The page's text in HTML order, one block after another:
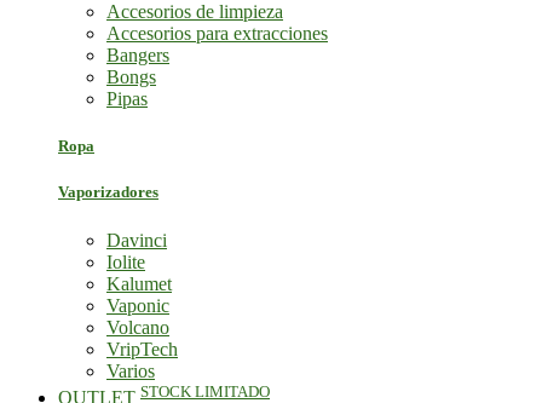
Accesorios de limpieza
Accesorios para extracciones
Bangers
Bongs
Pipas
Ropa
Vaporizadores
Davinci
Iolite
Kalumet
Vaponic
Volcano
VripTech
Varios
OUTLET STOCK LIMITADO